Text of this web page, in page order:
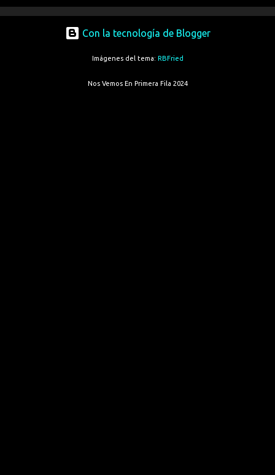
Con la tecnología de Blogger
Imágenes del tema: RBFried
Nos Vemos En Primera Fila 2024